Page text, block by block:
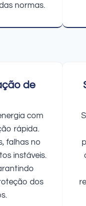
normas.
de
com
rápida.
falhas no
instáveis.
dos